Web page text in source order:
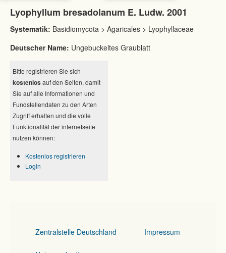
Lyophyllum bresadolanum E. Ludw. 2001
Systematik: Basidiomycota > Agaricales > Lyophyllaceae
Deutscher Name: Ungebuckeltes Graublatt
Bitte registrieren Sie sich
kostenlos auf den Seiten, damit
Sie auf alle Informationen und
Fundstellendaten zu den Arten
Zugriff erhalten und die volle
Funktionalität der internetseite
nutzen können:
Kostenlos registrieren
Login
Zentralstelle Deutschland Impressum